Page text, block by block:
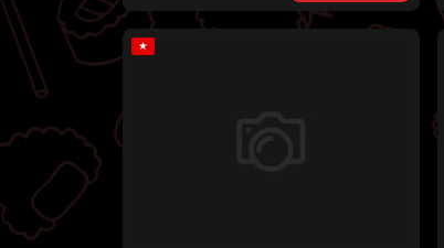
was:
27 zł.
is:
25 zł.
★